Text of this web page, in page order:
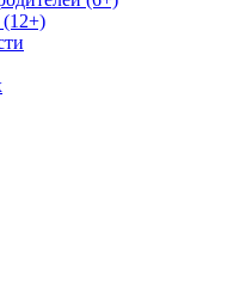
(12+)